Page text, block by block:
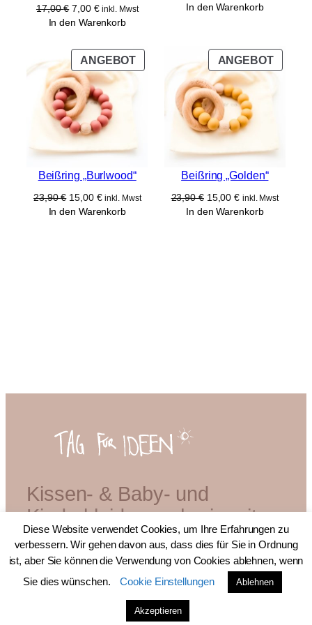
17,00€ Ursprünglicher
Preis
17,00 €
7,00 €Aktueller
Preis
7,00 €.
inkl. Mwst
In den Warenkorb
Preis
Preis
In den Warenkorb
ANGEBOTPRODUKT
IM
ANGEBOT
Beißring „Burlwood“
23,90€ Ursprünglicher
Preis
15,00 €Aktueller
Preis
inkl. Mwst
In den Warenkorb
ANGEBOT
IM
Beißring „Golden“
23,90€ Ursprünglicher
Preis
15,00€Aktueller
Preis
inkl. Mwst
In den Warenkorb
Kissen- & Baby- und
Kinderkleidermacherin mit
Diplom
Diese Website verwendet Cookies, um Ihre Erfahrungen zu
verbessern. Wir gehen davon aus, dass dies für Sie in Ordnung
ist, aber Sie können die Verwendung von Cookies ablehnen, wenn
Sie dies wünschen.
Cookie Einstellungen Ablehnen
Akzeptieren